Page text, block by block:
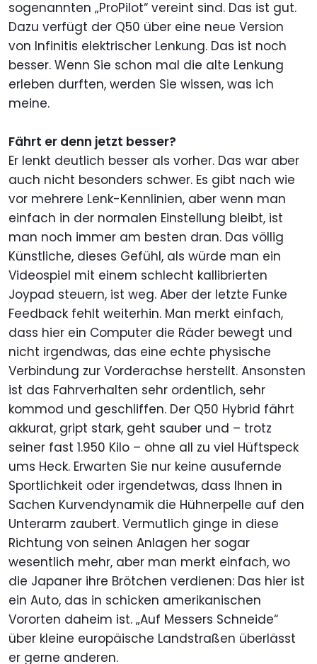
sogenannten „ProPilot“ vereint sind. Das ist gut.
Dazu verfügt der Q50 über eine neue Version
von Infinitis elektrischer Lenkung. Das ist noch
besser. Wenn Sie schon mal die alte Lenkung
erleben durften, werden Sie wissen, was ich
meine.
Fährt er denn jetzt besser?
Er lenkt deutlich besser als vorher. Das war aber
auch nicht besonders schwer. Es gibt nach wie
vor mehrere Lenk-Kennlinien, aber wenn man
einfach in der normalen Einstellung bleibt, ist
man noch immer am besten dran. Das völlig
Künstliche, dieses Gefühl, als würde man ein
Videospiel mit einem schlecht kallibrierten
Joypad steuern, ist weg. Aber der letzte Funke
Feedback fehlt weiterhin. Man merkt einfach,
dass hier ein Computer die Räder bewegt und
nicht irgendwas, das eine echte physische
Verbindung zur Vorderachse herstellt. Ansonsten
ist das Fahrverhalten sehr ordentlich, sehr
kommod und geschliffen. Der Q50 Hybrid fährt
akkurat, gript stark, geht sauber und – trotz
seiner fast 1.950 Kilo – ohne all zu viel Hüftspeck
ums Heck. Erwarten Sie nur keine ausufernde
Sportlichkeit oder irgendetwas, dass Ihnen in
Sachen Kurvendynamik die Hühnerpelle auf den
Unterarm zaubert. Vermutlich ginge in diese
Richtung von seinen Anlagen her sogar
wesentlich mehr, aber man merkt einfach, wo
die Japaner ihre Brötchen verdienen: Das hier ist
ein Auto, das in schicken amerikanischen
Vororten daheim ist. „Auf Messers Schneide“
über kleine europäische Landstraßen überlässt
er gerne anderen.